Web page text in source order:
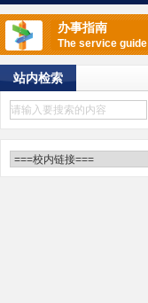
办事指南
The service guide
站内检索